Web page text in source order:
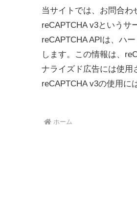
当サイトでは、お問合わ
reCAPTCHA v3というサ
reCAPTCHA APIは、ハ
します。この情報は、
ナライズド広告には使用
reCAPTCHA v3の使用に
ホーム